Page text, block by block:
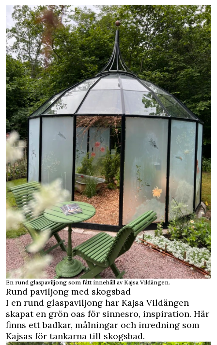
En rund glaspaviljong som fått innehåll av Kajsa Vildängen.
Rund paviljong med skogsbad
I en rund glaspaviljong har Kajsa Vildängen
skapat en grön oas för sinnesro, inspiration. Här
finns ett badkar, målningar och inredning som
Kajsas för tankarna till skogsbad.